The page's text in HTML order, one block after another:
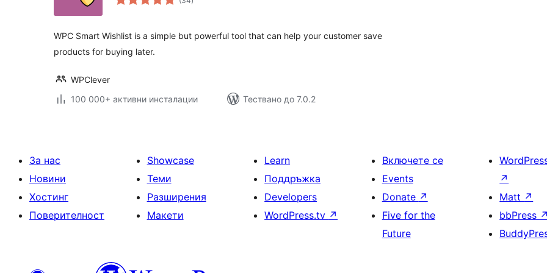
оценки
WPC Smart Wishlist is a simple but powerful tool that can help your customer save
products for buying later.
WPClever
100 000+ активни инсталации
Тествано до 7.0.2
За нас
Новини
Хостинг
Поверителност
Showcase
Теми
Разширения
Макети
Learn
Поддръжка
Developers
WordPress.tv ↗
Включете се
Events
Donate ↗
Five for the
Future
↗
Matt ↗
bbPress ↗